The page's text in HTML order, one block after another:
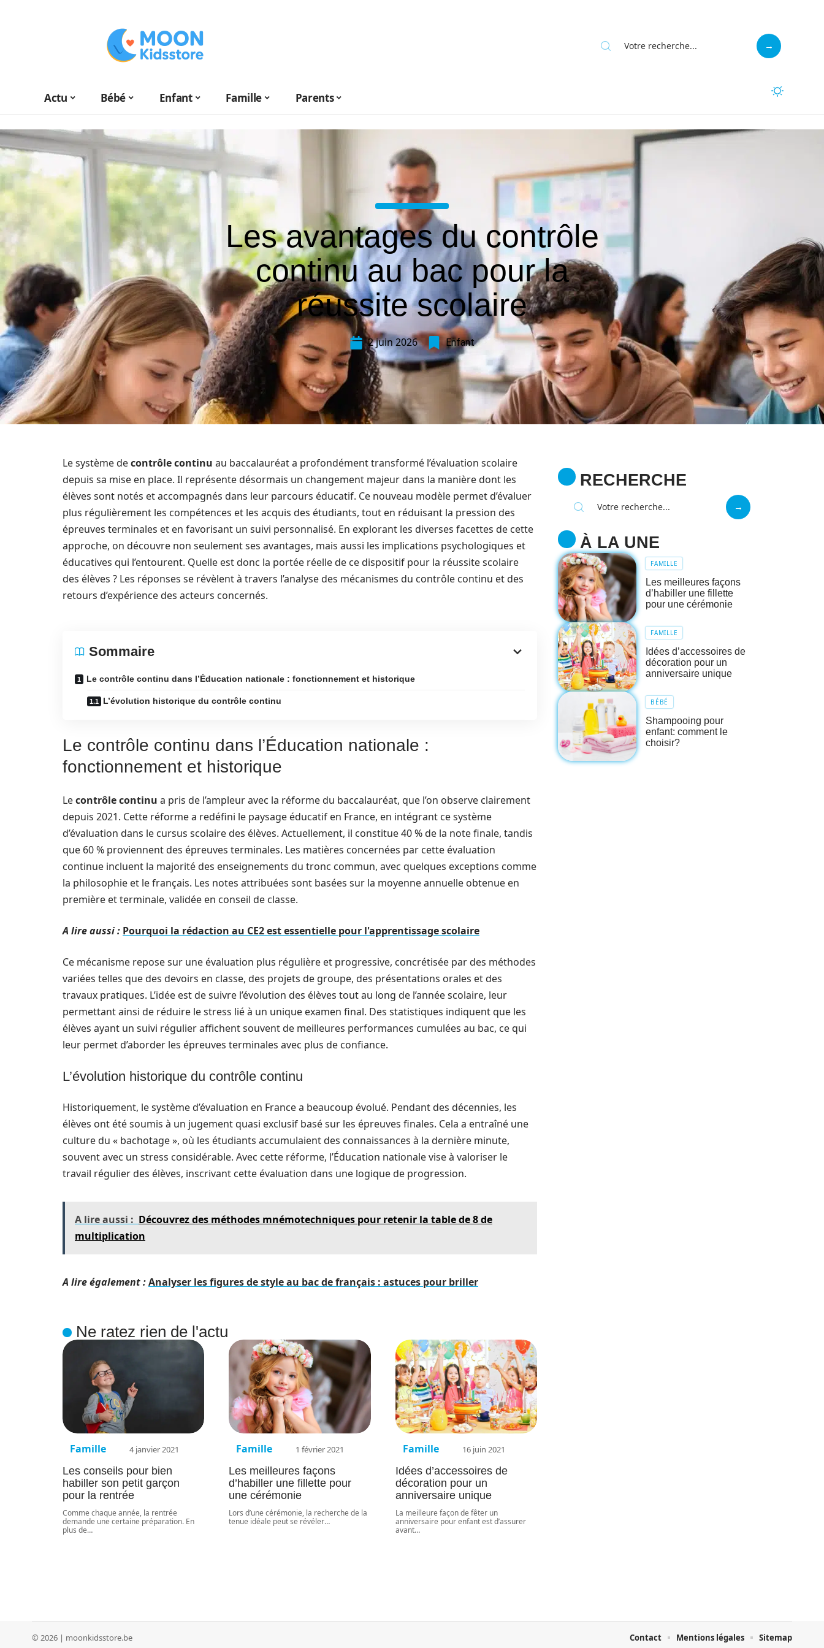
Actu Bébé Enfant Famille Parents
Les avantages du contrôle
continu au bac pour la
réussite scolaire
2 juin 2026 Enfant
Le système decontrôle continu au baccalauréat a profondément transformé l’évaluation scolaire
depuis sa mise en place. Il représente désormais un changement majeur dans la manière dont les
élèves sont notés et accompagnés dans leur parcours éducatif. Ce nouveau modèle permet d’évaluer
plus régulièrement les compétences et les acquis des étudiants, tout en réduisant la pression des
épreuves terminales et en favorisant un suivi personnalisé. En explorant les diverses facettes de cette
approche, on découvre non seulement ses avantages, mais aussi les implications psychologiques et
éducatives qui l’entourent. Quelle est donc la portée réelle de ce dispositif pour la réussite scolaire
des élèves ? Les réponses se révèlent à travers l’analyse des mécanismes du contrôle continu et des
retours d’expérience des acteurs concernés.
Sommaire
Le contrôle continu dans l’Éducation nationale : fonctionnement et historique
L’évolution historique du contrôle continu
Le contrôle continu dans l’Éducation nationale :
fonctionnement et historique
Lecontrôle continu a pris de l’ampleur avec la réforme du baccalauréat, que l’on observe clairement
depuis 2021. Cette réforme a redéfini le paysage éducatif en France, en intégrant ce système
d’évaluation dans le cursus scolaire des élèves. Actuellement, il constitue 40 % de la note finale, tandis
que 60 % proviennent des épreuves terminales. Les matières concernées par cette évaluation
continue incluent la majorité des enseignements du tronc commun, avec quelques exceptions comme
la philosophie et le français. Les notes attribuées sont basées sur la moyenne annuelle obtenue en
première et terminale, validée en conseil de classe.
A lire aussi : Pourquoi la rédaction au CE2 est essentielle pour l'apprentissage scolaire
Ce mécanisme repose sur une évaluation plus régulière et progressive, concrétisée par des méthodes
variées telles que des devoirs en classe, des projets de groupe, des présentations orales et des
travaux pratiques. L’idée est de suivre l’évolution des élèves tout au long de l’année scolaire, leur
permettant ainsi de réduire le stress lié à un unique examen final. Des statistiques indiquent que les
élèves ayant un suivi régulier affichent souvent de meilleures performances cumulées au bac, ce qui
leur permet d’aborder les épreuves terminales avec plus de confiance.
L’évolution historique du contrôle continu
Historiquement, le système d’évaluation en France a beaucoup évolué. Pendant des décennies, les
élèves ont été soumis à un jugement quasi exclusif basé sur les épreuves finales. Cela a entraîné une
culture du « bachotage », où les étudiants accumulaient des connaissances à la dernière minute,
souvent avec un stress considérable. Avec cette réforme, l’Éducation nationale vise à valoriser le
travail régulier des élèves, inscrivant cette évaluation dans une logique de progression.
A lire aussi : Découvrez des méthodes mnémotechniques pour retenir la table de 8 de
multiplication
A lire également :Analyser les figures de style au bac de français : astuces pour briller
Ne ratez rien de l'actu
Famille 4 janvier 2021
Les conseils pour bien
habiller son petit garçon
pour la rentrée
Comme chaque année, la rentrée
demande une certaine préparation. En
plus de…
Famille 1 février 2021
Les meilleures façons
d’habiller une fillette pour
une cérémonie
Lors d’une cérémonie, la recherche de la
tenue idéale peut se révéler…
Famille 16 juin 2021
Idées d’accessoires de
décoration pour un
anniversaire unique
La meilleure façon de fêter un
anniversaire pour enfant est d’assurer
avant…
RECHERCHE
À LA UNE
FAMILLE
Les meilleures façons
d’habiller une fillette
pour une cérémonie
FAMILLE
Idées d’accessoires de
décoration pour un
anniversaire unique
BÉBÉ
Shampooing pour
enfant: comment le
choisir?
© 2026 | moonkidsstore.be Contact Mentions légales Sitemap